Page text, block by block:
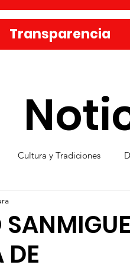
Cultura y Tradiciones
Ambiente
Transparencia